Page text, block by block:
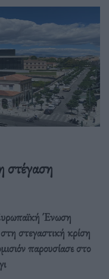
στέγαση
Ένωση
στη στεγαστική κρίση
παρουσίασε στο